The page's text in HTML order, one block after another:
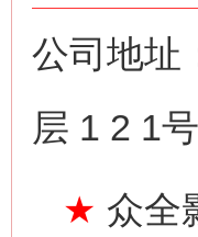
公司地址
层 1 2 1号
★ 众全